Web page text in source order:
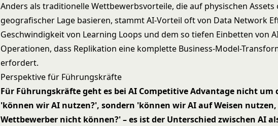
Anders als traditionelle Wettbewerbsvorteile, die auf physischen Assets
geografischer Lage basieren, stammt AI-Vorteil oft von Data Network
Geschwindigkeit von Learning Loops und dem so tiefen Einbetten von
Operationen, dass Replikation eine komplette Business-Model-
erfordert.
Perspektive für Führungskräfte
Für Führungskräfte geht es bei AI Competitive Advantage nicht um
'können wir AI nutzen?', sondern 'können wir AI auf Weisen
Wettbewerber nicht können?' – es ist der Unterschied zwischen AI